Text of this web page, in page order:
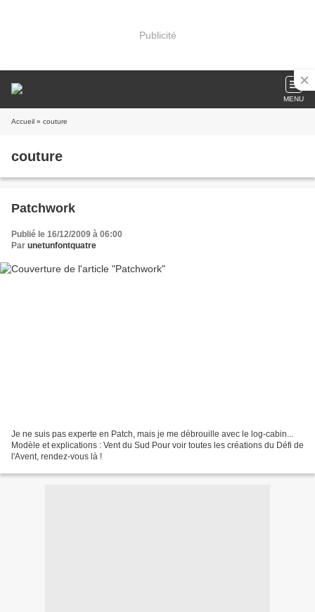
Publicité
MENU
Accueil » couture
couture
Patchwork
Publié le 16/12/2009 à 06:00
Par unetunfontquatre
Je ne suis pas experte en Patch, mais je me débrouille avec le log-cabin...
Modèle et explications : Vent du Sud Pour voir toutes les créations du Défi de
l'Avent, rendez-vous là !